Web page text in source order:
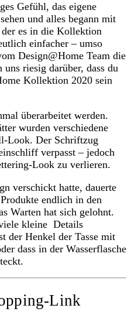
Gefühl, das eigene
und alles begann mit
es in die Kollektion
einfacher – umso
Design@Home Team die
uns riesig darüber, dass du
Kollektion 2020 sein
überarbeitet werden.
wurden verschiedene
Look. Der Schriftzug
verpasst – jedoch
Look zu verlieren.
verschickt hatte, dauerte
endlich in den
Warten hat sich gelohnt.
kleine Details
der Henkel der Tasse mit
dass in der Wasserflasche
Link